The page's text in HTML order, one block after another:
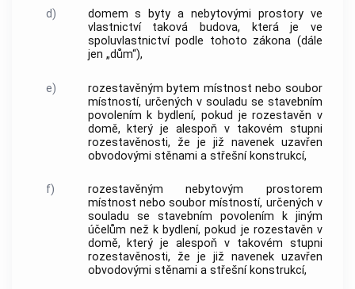
d)
domem s byty a nebytovými prostory ve
vlastnictvítaková budova, která je ve
spoluvlastnictví podle tohoto zákona (dále
jen „dům“),
e) rozestavěným bytem místnost nebo soubor
místností, určených v souladu se stavebním
povolením k bydlení, pokud je rozestavěn v
domě, který je alespoň v takovém stupni
rozestavěnosti, že je již navenek uzavřen
obvodovými stěnami a střešní konstrukcí,
f)
rozestavěným nebytovým prostorem
místnost nebo soubor místností, určených v
souladu se stavebním povolením k jiným
účelům než k bydlení, pokud je rozestavěn v
domě, který je alespoň v takovém stupni
rozestavěnosti, že je již navenek uzavřen
obvodovými stěnami a střešní konstrukcí,